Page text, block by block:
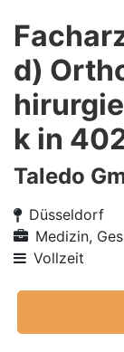
d)
k in
Taledo
Düsseldorf
Medizin,
Vollzeit